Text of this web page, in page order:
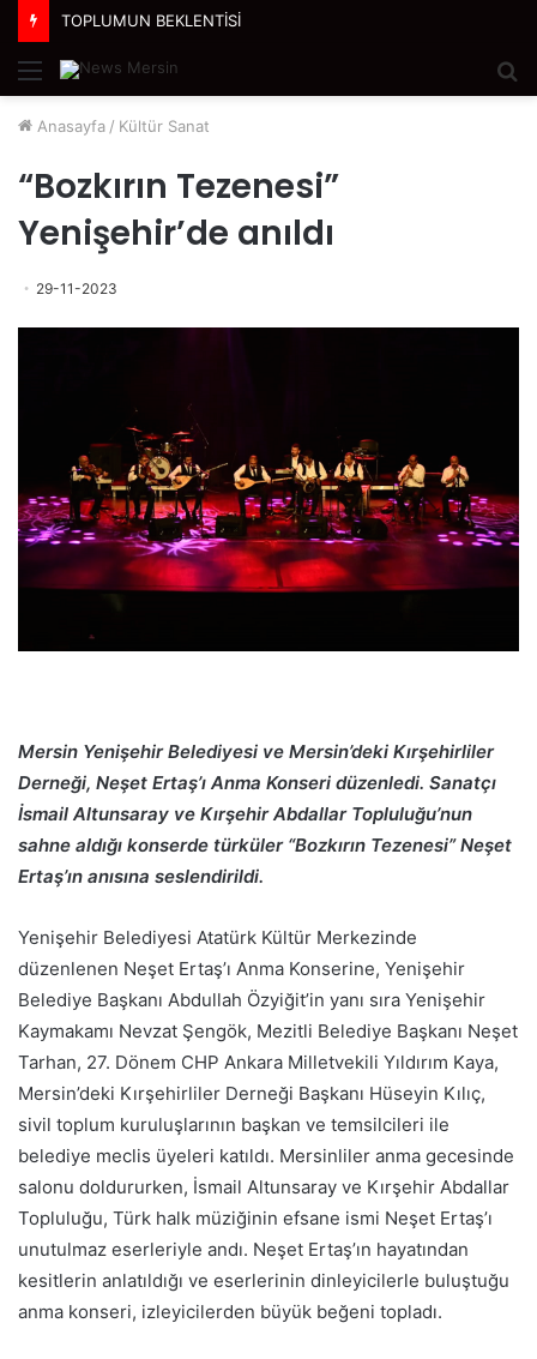
TOPLUMUN BEKLENTİSİ
Menü
Anasayfa / Kültür Sanat
“Bozkırın Tezenesi”
Yenişehir’de anıldı
29-11-2023
Mersin Yenişehir Belediyesi ve Mersin’deki Kırşehirliler
Derneği, Neşet Ertaş’ı Anma Konseri düzenledi. Sanatçı
İsmail Altunsaray ve Kırşehir Abdallar Topluluğu’nun
sahne aldığı konserde türküler “Bozkırın Tezenesi” Neşet
Ertaş’ın anısına seslendirildi.
Yenişehir Belediyesi Atatürk Kültür Merkezinde
düzenlenen Neşet Ertaş’ı Anma Konserine, Yenişehir
Belediye Başkanı Abdullah Özyiğit’in yanı sıra Yenişehir
Kaymakamı Nevzat Şengök, Mezitli Belediye Başkanı Neşet
Tarhan, 27. Dönem CHP Ankara Milletvekili Yıldırım Kaya,
Mersin’deki Kırşehirliler Derneği Başkanı Hüseyin Kılıç,
sivil toplum kuruluşlarının başkan ve temsilcileri ile
belediye meclis üyeleri katıldı. Mersinliler anma gecesinde
salonu doldururken, İsmail Altunsaray ve Kırşehir Abdallar
Topluluğu, Türk halk müziğinin efsane ismi Neşet Ertaş’ı
unutulmaz eserleriyle andı. Neşet Ertaş’ın hayatından
kesitlerin anlatıldığı ve eserlerinin dinleyicilerle buluştuğu
anma konseri, izleyicilerden büyük beğeni topladı.